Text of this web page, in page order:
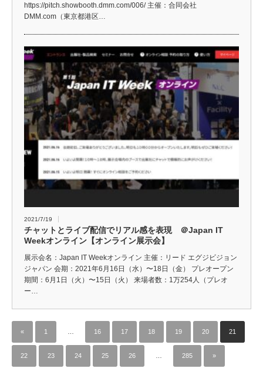
https://pitch.showbooth.dmm.com/006/ 主催：合同会社
DMM.com（東京都港区…
2021/7/19
チャットとライブ配信でリアル感を表現 ＠Japan IT
Weekオンライン【オンライン展示会】
展示会名：Japan IT Weekオンライン 主催：リード エグジビジョン
ジャパン 会期：2021年6月16日（水）〜18日（金） プレオープン
期間：6月1日（火）〜15日（火） 来場者数：1万254人（プレオ
ー…
« 1 16 17 18 19 20 21
22 23 24 25 26 285 »